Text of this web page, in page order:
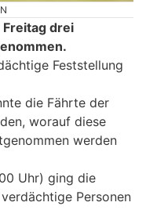
drei
Feststellung
die Fährte der
worauf diese
werden
Uhr) ging die
Personen